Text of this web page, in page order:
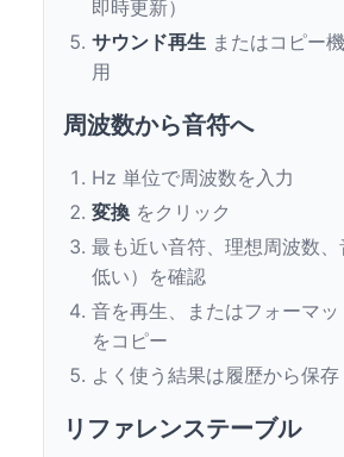
即時更新）
サウンド再生 またはコピー
用
周波数から音符へ
Hz 単位で周波数を入力
変換 をクリック
最も近い音符、理想周波数
低い）を確認
音を再生、またはフォーマ
をコピー
よく使う結果は履歴から保存
リファレンステーブル